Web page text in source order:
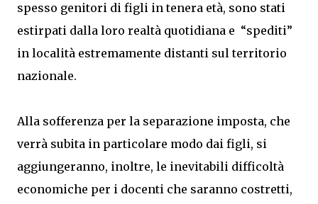
spesso genitori di figli in tenera età, sono stati
estirpati dalla loro realtà quotidiana e “spediti”
in località estremamente distanti sul territorio
nazionale.
Alla sofferenza per la separazione imposta, che
verrà subita in particolare modo dai figli, si
aggiungeranno, inoltre, le inevitabili difficoltà
economiche per i docenti che saranno costretti,